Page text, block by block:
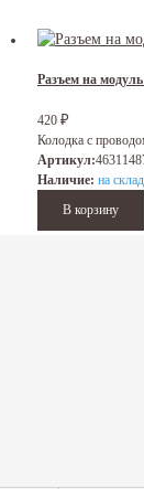
Разъем на
420 ₽
Колодка с
Артикул:
Наличие: на
Топливный
Элемент